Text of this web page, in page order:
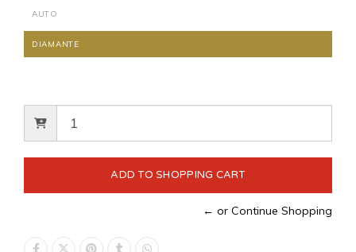
AUTO
DIAMANTE
← or Continue Shopping